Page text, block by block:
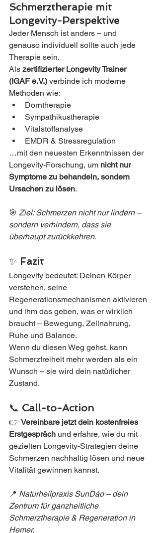
Schmerztherapie mit
Longevity-Perspektive
Jeder Mensch ist anders – und
genauso individuell sollte auch jede
Therapie sein.
Als zertifizierter Longevity Trainer
(IGAF e.V.) verbinde ich moderne
Methoden wie:
Dorntherapie
Sympathikustherapie
Vitalstoffanalyse
EMDR & Stressregulation
…mit den neuesten Erkenntnissen der
Longevity-Forschung, um nicht nur
Symptome zu behandeln, sondern
Ursachen zu lösen.
🎯 Ziel: Schmerzen nicht nur lindern –
sondern verhindern, dass sie
überhaupt zurückkehren.
✨ Fazit
Longevity bedeutet: Deinen Körper
verstehen, seine
Regenerationsmechanismen aktivieren
und ihm das geben, was er wirklich
braucht – Bewegung, Zellnahrung,
Ruhe und Balance.
Wenn du diesen Weg gehst, kann
Schmerzfreiheit mehr werden als ein
Wunsch – sie wird dein natürlicher
Zustand.
📞 Call-to-Action
👉 Vereinbare jetzt dein kostenfreies
Erstgespräch und erfahre, wie du mit
gezielten Longevity-Strategien deine
Schmerzen nachhaltig lösen und neue
Vitalität gewinnen kannst.
📍 Naturheilpraxis SunDáo – dein
Zentrum für ganzheitliche
Schmerztherapie & Regeneration in
Hemer.